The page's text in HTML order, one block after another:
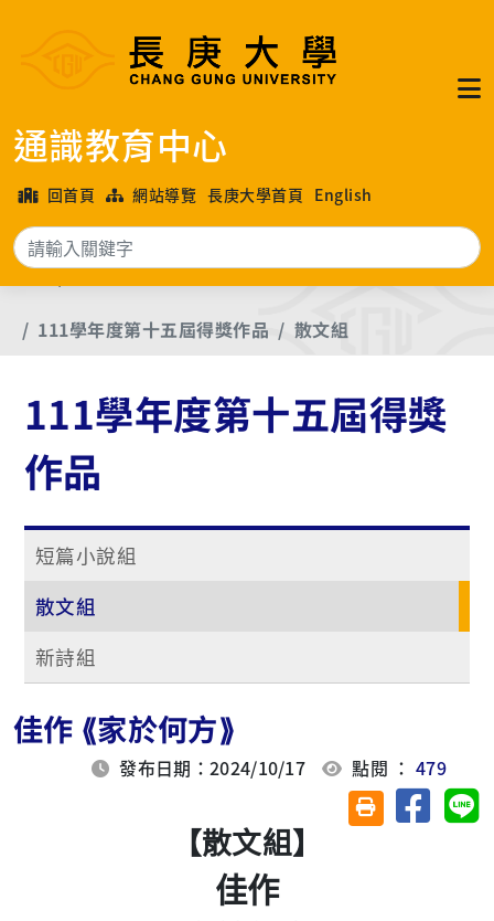
通識教育中心
回首頁 網站導覽 長庚大學首頁 English
搜尋
首頁
長庚大學各年度文學獎優良作品
111學年度第十五屆得獎作品
散文組
111學年度第十五屆得獎
作品
短篇小說組
散文組
新詩組
佳作 ⟪家於何方⟫
發布日期：2024/10/17 點閱 ：479
友善列印(另開視
分享至
【散文組】
佳作